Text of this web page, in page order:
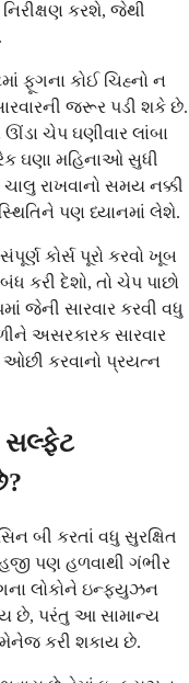
કરશે, જેથી
ફૂગના કોઈ ચિહ્નો ન
જરૂર પડી શકે છે.
ચેપ ઘણીવાર લાંબા
ઘણા મહિનાઓ સુધી
રાખવાનો સમય નક્કી
પણ ધ્યાનમાં લેશે.
કોર્સ પૂરો કરવો ખૂબ
કરી દેશો, તો ચેપ પાછો
જેની સારવાર કરવી વધુ
અસરકારક સારવાર
કરવાનો પ્રયત્ન
સલ્ફેટ
બી કરતાં વધુ સુરક્ષિત
પણ હળવાથી ગંભીર
લોકોને ઇન્ફ્યુઝન
છે, પરંતુ આ સામાન્ય
મેનેજ કરી શકાય છે.